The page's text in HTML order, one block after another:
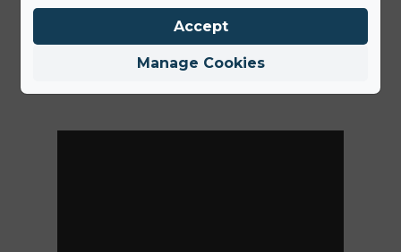
点击商品详情
Manage Cookies
Accept